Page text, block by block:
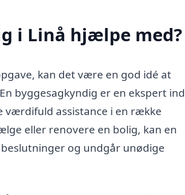
i Linå hjælpe med?
kan det være en god idé at
byggesagkyndig er en ekspert
værdifuld assistance i en række
eller renovere en bolig, kan en
og undgår unødige